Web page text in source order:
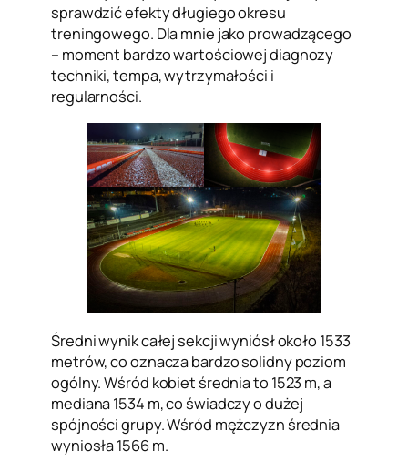
sprawdzić efekty długiego okresu
treningowego. Dla mnie jako prowadzącego
– moment bardzo wartościowej diagnozy
techniki, tempa, wytrzymałości i
regularności.
Średni wynik całej sekcji wyniósł około 1533
metrów, co oznacza bardzo solidny poziom
ogólny. Wśród kobiet średnia to 1523 m, a
mediana 1534 m, co świadczy o dużej
spójności grupy. Wśród mężczyzn średnia
wyniosła 1566 m.